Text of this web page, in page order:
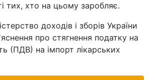
тих, хто на цьому заробляє.
доходів і зборів України
про стягнення податку на
(ПДВ) на імпорт лікарських